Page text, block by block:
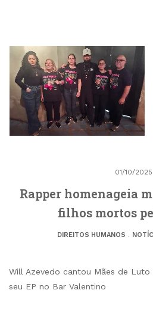
01/10/2025
Rapper homenageia
filhos mortos
DIREITOS HUMANOS .
Will Azevedo cantou Mães de
seu EP no Bar Valentino